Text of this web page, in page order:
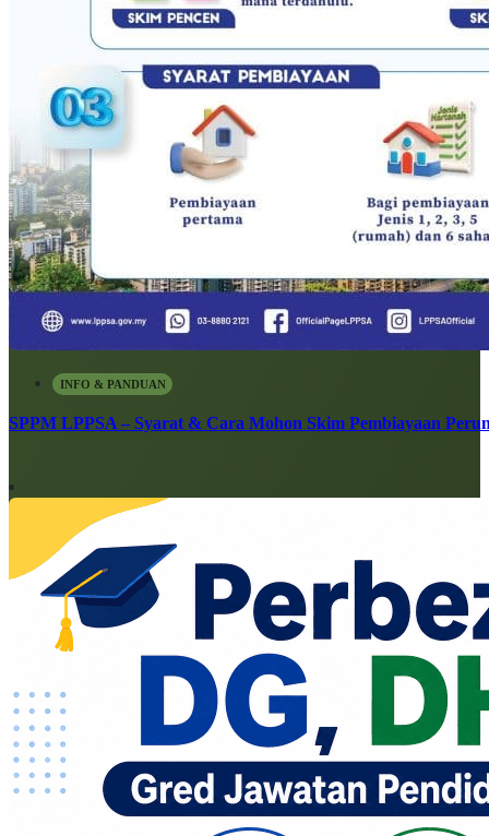
INFO & PANDUAN
SPPM LPPSA – Syarat & Cara Mohon Skim Pembiayaan